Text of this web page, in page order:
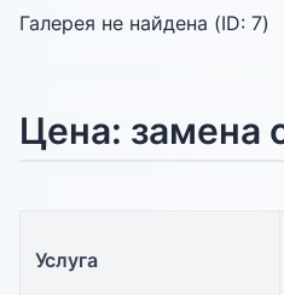
Галерея не найдена (ID: 7)
Цена: замена
Услуга